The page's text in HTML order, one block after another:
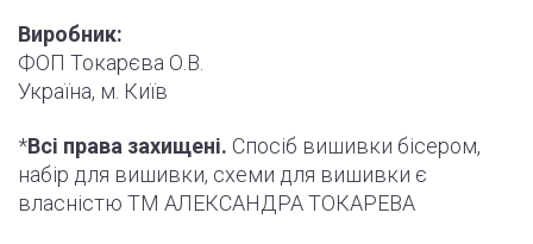
Виробник:
ФОП Токарєва О.В.
Україна, м. Київ
*Всі права захищені. Спосіб вишивки бісером,
набір для вишивки, схеми для вишивки є
власністю ТМ АЛЕКСАНДРА ТОКАРЕВА